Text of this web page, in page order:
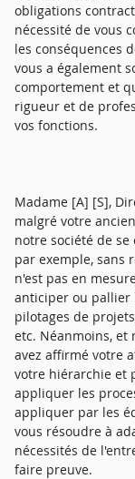
obligations
nécessité de vous
les conséquences
vous a également
comportement et
rigueur et de
vos fonctions.
Madame [A] [S],
malgré votre
notre société de
par exemple, sans
n'est pas en
anticiper ou pallier
pilotages de
etc. Néanmoins, et
avez affirmé votre
votre hiérarchie et
appliquer les
appliquer par les
vous résoudre à
nécessités de
faire preuve.